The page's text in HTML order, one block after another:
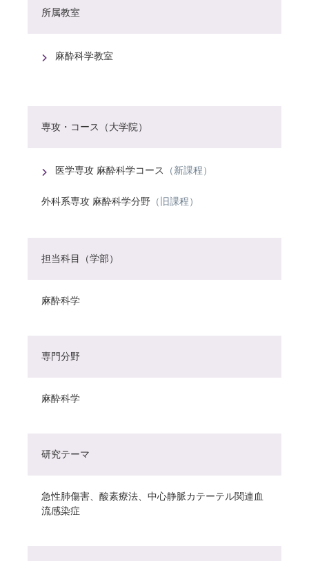
所属教室
麻酔科学教室
専攻・コース（大学院）
医学専攻 麻酔科学コース （新課程）
外科系専攻 麻酔科学分野 （旧課程）
担当科目（学部）
麻酔科学
専門分野
麻酔科学
研究テーマ
急性肺傷害、酸素療法、中心静脈カテーテル関連血
流感染症